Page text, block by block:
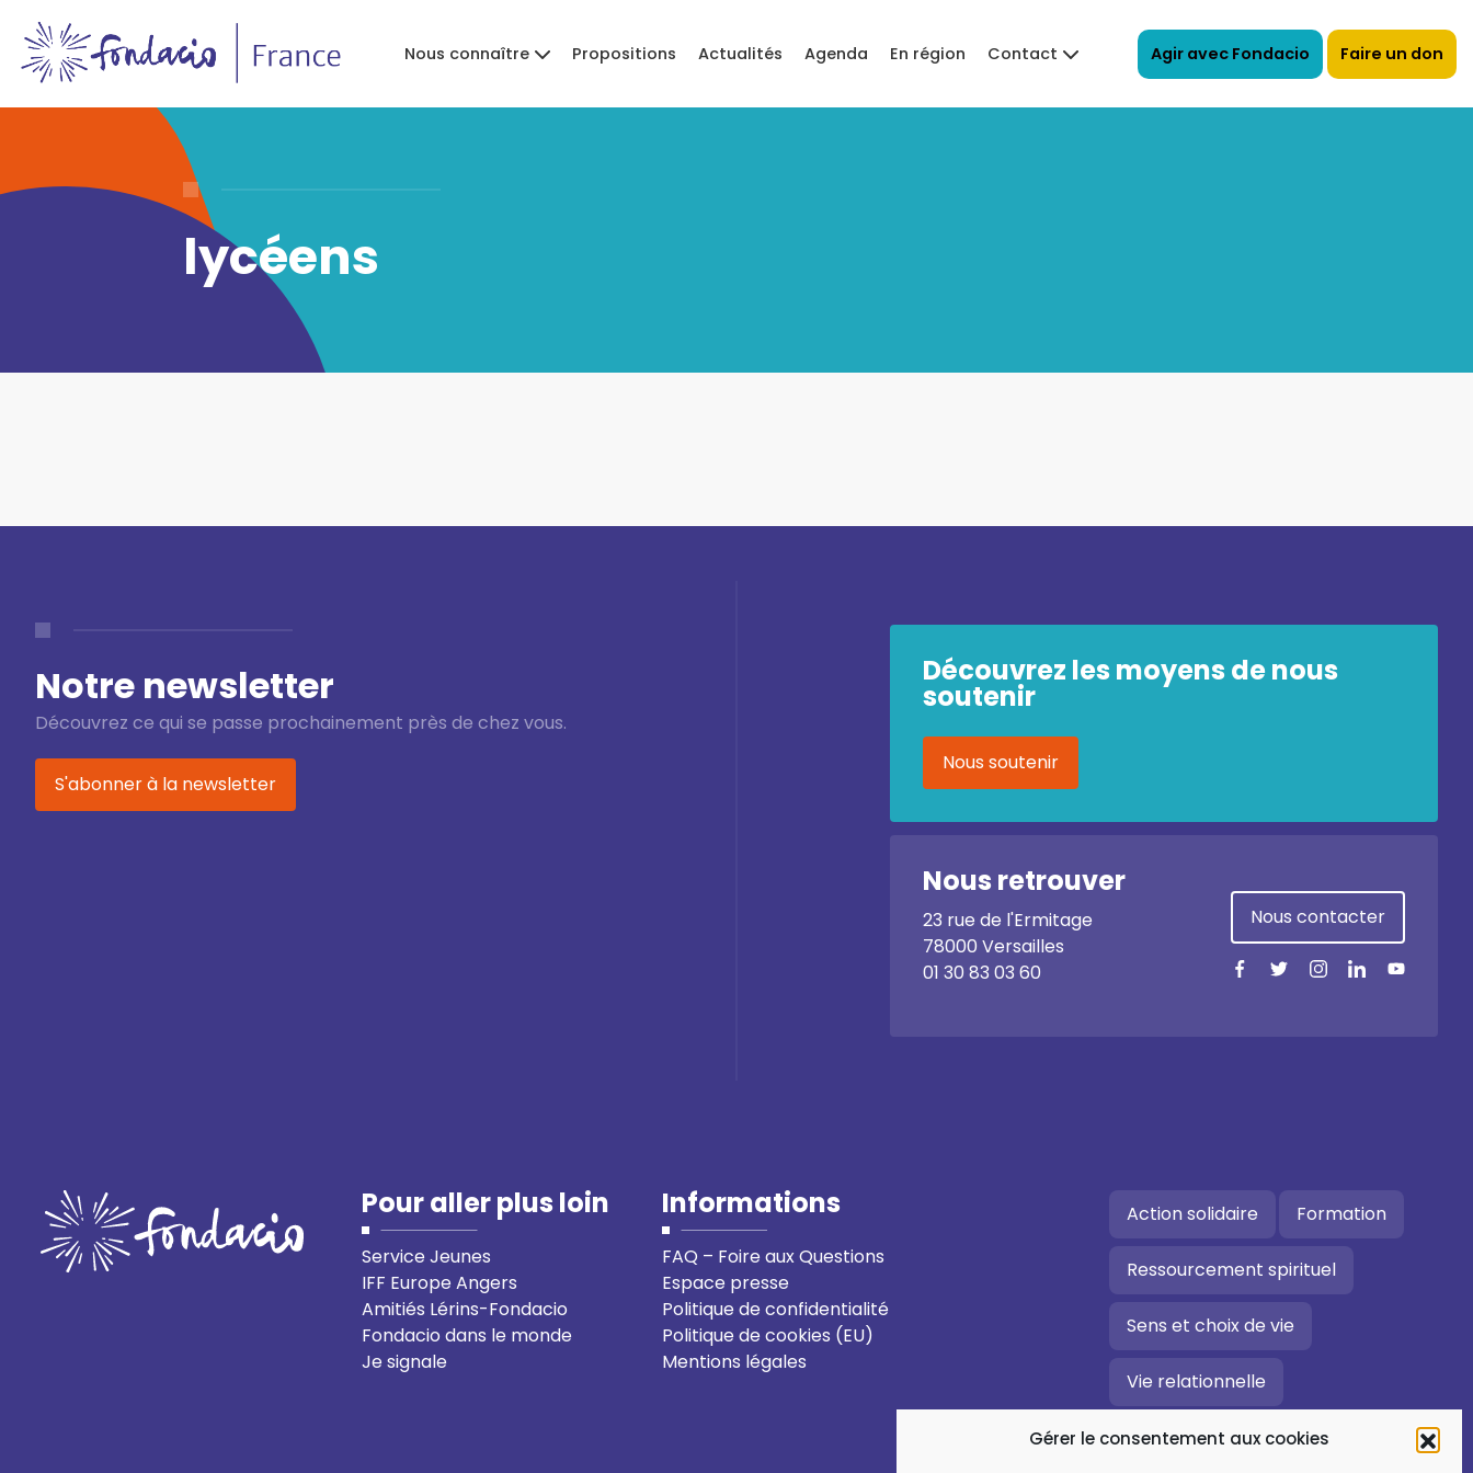
Gérer le consentement aux cookies
Nous connaître Propositions Actualités Agenda En région Contact Agir avec Fondacio Faire un don
lycéens
Notre newsletter
Découvrez ce qui se passe prochainement près de chez vous.
S'abonner à la newsletter
Découvrez les moyens de nous
soutenir
Nous soutenir
Nous retrouver
23 rue de l'Ermitage
78000 Versailles
01 30 83 03 60
Nous contacter
Pour aller plus loin
Service Jeunes
IFF Europe Angers
Amitiés Lérins-Fondacio
Fondacio dans le monde
Je signale
Informations
FAQ – Foire aux Questions
Espace presse
Politique de confidentialité
Politique de cookies (EU)
Mentions légales
Action solidaire Formation
Ressourcement spirituel
Sens et choix de vie
Vie relationnelle
Art et culture